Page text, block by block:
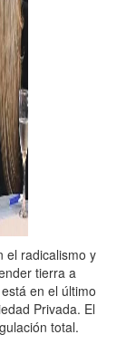
el radicalismo y
tierra a
en el último
Privada. El
total.